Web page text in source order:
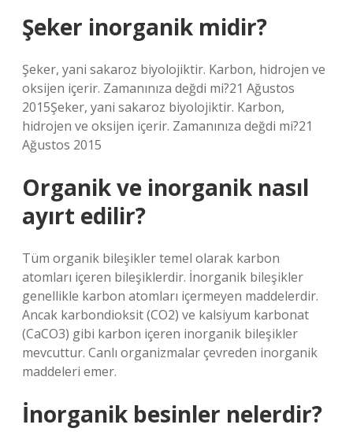
Şeker inorganik midir?
Şeker, yani sakaroz biyolojiktir. Karbon, hidrojen ve
oksijen içerir. Zamanınıza değdi mi?21 Ağustos
2015Şeker, yani sakaroz biyolojiktir. Karbon,
hidrojen ve oksijen içerir. Zamanınıza değdi mi?21
Ağustos 2015
Organik ve inorganik nasıl
ayırt edilir?
Tüm organik bileşikler temel olarak karbon
atomları içeren bileşiklerdir. İnorganik bileşikler
genellikle karbon atomları içermeyen maddelerdir.
Ancak karbondioksit (CO2) ve kalsiyum karbonat
(CaCO3) gibi karbon içeren inorganik bileşikler
mevcuttur. Canlı organizmalar çevreden inorganik
maddeleri emer.
İnorganik besinler nelerdir?